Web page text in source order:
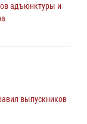
адъюнктуры и
выпускников